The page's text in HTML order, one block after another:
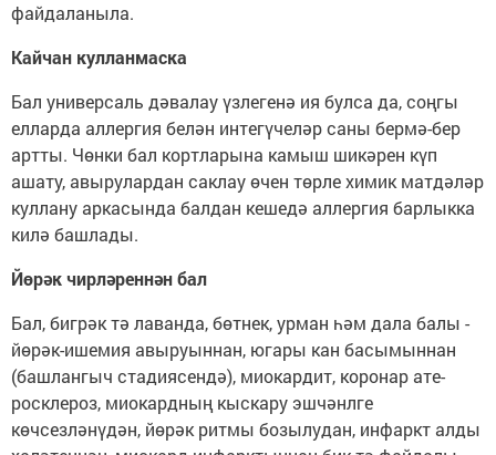
файдаланыла.
Кайчан кулланмаска
Бал универсаль дәвалау үзлегенә ия булса да, соңгы
елларда аллергия белән ин­тегүчеләр саны бермә-бер
артты. Чөнки бал кортла­рына камыш шикәрен күп
ашату, авырулардан саклау өчен төрле химик матдәләр
куллану аркасында балдан кешедә аллергия барлыкка
килә башлады.
Йөрәк чирләреннән бал
Бал, бигрәк тә лаванда, бөтнек, урман һәм дала балы -
йөрәк-ишемия авыру­ыннан, югары кан басымыннан
(башлан­гыч стадиясендә), миокардит, коронар ате­
росклероз, миокардның кыскару эшчәнлге
көчсезләнүдән, йөрәк ритмы бозылу­дан, инфаркт алды